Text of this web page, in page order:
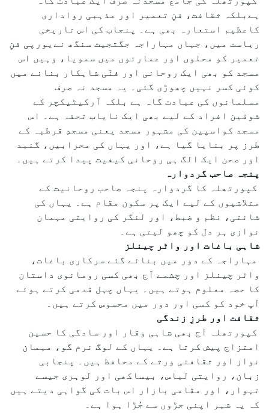
ہےبلکہ ثقافت، فنِ تعمیر اور مذہبی رواداری
کاعظیم استعارہ بھی ہے۔ پنجاب کی اس تاریخی
ریاست میں، جہاں مہاراجہ جگتجیت سنگھ نےیورپی فنِ
تعمیر کو محلوں اور عمارتوں میں سمویا، وہیں اس
مسجد کو بھی ایک روحانی اور فنّی شاہکار بنانے میں
کوئی کسر نہیں چھوڑی گئی۔ یہ مسجد نہ صرف
مسلمانوں کی عبادت گاہ ہے بلکہ آرکیٹیکچر کے
شوقین افراد کے لیے بھی ایک نایاب تحفہ ہے۔ اس
مسجد کواسپین کی مشہور مسجد یعنی مسجدِ قرطبہ کے
طرز پر بنایا گیا ہے، اور یہاں کی محرابیں، گنبد
اور صحن ایک الگ ہی روحانی کیفیت پیدا کرتے ہیں۔
پنجہ صاحب گردوارہ
کپورتھلہ کا گردوارہ پنجہ صاحب روحانیت کے
متلاشیوں کے لیے ایک پر سکون مقام ہے۔ یہاں کی
شانتی، نظم و ضبط، اور لنگر کی روایتی مہمان
نوازی ہر دل کو چھو لیتی ہے۔
شاہی باغات اور واٹر چینلز
مہاراجہ کے دور میں بنائے گئے سرکاری باغات،
واٹر چینلز اور چشمے آج بھی کسی رومانوی داستان
کا حصہ معلوم ہوتے ہیں۔ یہاں چہل قدمی کرتے ہوئے
آپ خود کو کسی اور دور میں محسوس کرتے ہیں۔
ثقافت اور طرزِ زندگی
کپورتھلہ آج بھی شاہی وقار اور سادگی کا حسین
امتزاج پیش کرتا ہے۔ یہاں کے لوگ نرم گو، مہمان
نواز اور ثقافتی ورثے کے محافظ ہیں۔ پنجابی
زبان، روایتی لباس، بیساکھی اور لوہری جیسے
تہوار، اور مقامی بازار اس بات کی گواہی دیتے ہیں
کہ یہ شہر اپنی جڑوں سے جُڑا ہوا ہے۔